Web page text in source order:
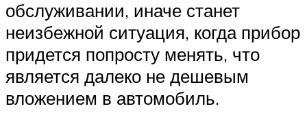
обслуживании, иначе станет
неизбежной ситуация, когда прибор
придется попросту менять, что
является далеко не дешевым
вложением в автомобиль.